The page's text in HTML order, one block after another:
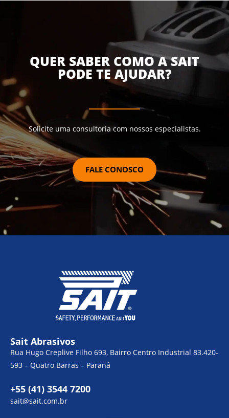
QUER SABER COMO A SAIT
PODE TE AJUDAR?
Solicite uma consultoria com nossos especialistas.
FALE CONOSCO
Sait Abrasivos
Rua Hugo Creplive Filho 693, Bairro Centro Industrial 83.420-
593 – Quatro Barras – Paraná
+55 (41) 3544 7200
sait@sait.com.br